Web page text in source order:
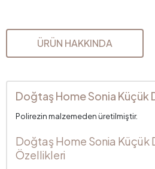
ÜRÜN HAKKINDA
Doğtaş Home Sonia Küçük
Polirezin malzemeden üretilmiştir.
Doğtaş Home Sonia Küçük
Özellikleri